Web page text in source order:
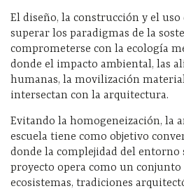
El diseño, la construcción y el
superar los paradigmas de la
comprometerse con la ecología
donde el impacto ambiental, las
humanas, la movilización
intersectan con la arquitectura.
Evitando la homogeneización, la
escuela tiene como objetivo
donde la complejidad del entorno
proyecto opera como un
ecosistemas, tradiciones